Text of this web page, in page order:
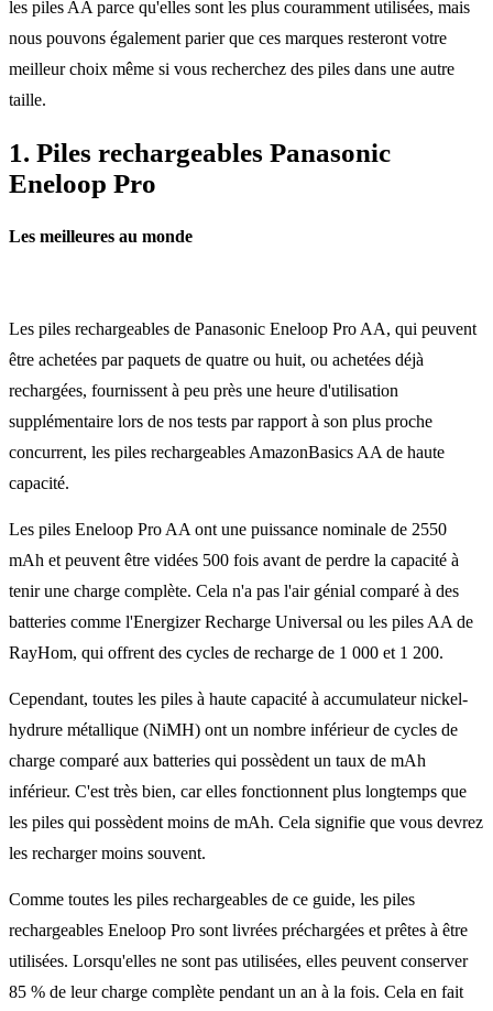
les piles AA parce qu'elles sont les plus couramment utilisées, mais
nous pouvons également parier que ces marques resteront votre
meilleur choix même si vous recherchez des piles dans une autre
taille.
1. Piles rechargeables Panasonic
Eneloop Pro
Les meilleures au monde
Les piles rechargeables de Panasonic Eneloop Pro AA, qui peuvent
être achetées par paquets de quatre ou huit, ou achetées déjà
rechargées, fournissent à peu près une heure d'utilisation
supplémentaire lors de nos tests par rapport à son plus proche
concurrent, les piles rechargeables AmazonBasics AA de haute
capacité.
Les piles Eneloop Pro AA ont une puissance nominale de 2550
mAh et peuvent être vidées 500 fois avant de perdre la capacité à
tenir une charge complète. Cela n'a pas l'air génial comparé à des
batteries comme l'Energizer Recharge Universal ou les piles AA de
RayHom, qui offrent des cycles de recharge de 1 000 et 1 200.
Cependant, toutes les piles à haute capacité à accumulateur nickel-
hydrure métallique (NiMH) ont un nombre inférieur de cycles de
charge comparé aux batteries qui possèdent un taux de mAh
inférieur. C'est très bien, car elles fonctionnent plus longtemps que
les piles qui possèdent moins de mAh. Cela signifie que vous devrez
les recharger moins souvent.
Comme toutes les piles rechargeables de ce guide, les piles
rechargeables Eneloop Pro sont livrées préchargées et prêtes à être
utilisées. Lorsqu'elles ne sont pas utilisées, elles peuvent conserver
85 % de leur charge complète pendant un an à la fois. Cela en fait